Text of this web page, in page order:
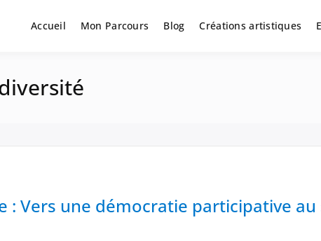
Accueil Mon Parcours Blog Créations artistiques
: Vers une démocratie participative au